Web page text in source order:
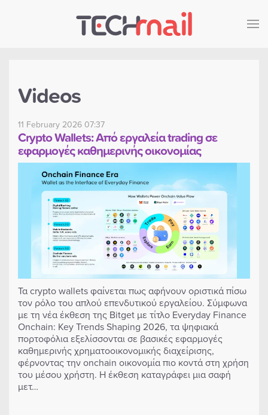
Skip to main content
Videos
11 February 2026 07:37
Crypto Wallets: Από εργαλεία trading σε
εφαρμογές καθημερινής οικονομίας
Τα crypto wallets φαίνεται πως αφήνουν οριστικά πίσω
τον ρόλο του απλού επενδυτικού εργαλείου. Σύμφωνα
με τη νέα έκθεση της Bitget με τίτλο Everyday Finance
Onchain: Key Trends Shaping 2026, τα ψηφιακά
πορτοφόλια εξελίσσονται σε βασικές εφαρμογές
καθημερινής χρηματοοικονομικής διαχείρισης,
φέρνοντας την onchain οικονομία πιο κοντά στη χρήση
του μέσου χρήστη. Η έκθεση καταγράφει μια σαφή
μετ…